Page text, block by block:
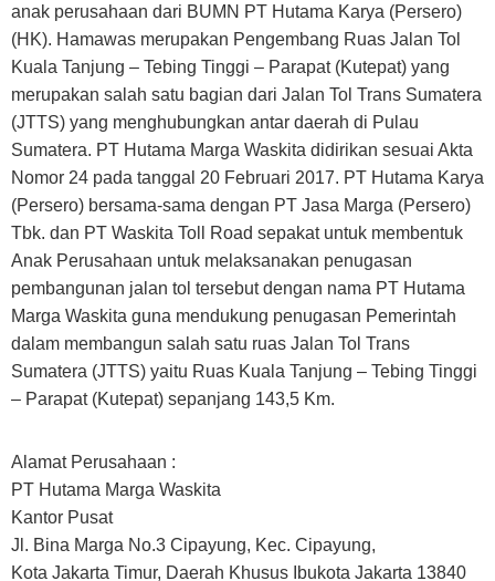
anak perusahaan dari BUMN PT Hutama Karya (Persero)
(HK). Hamawas merupakan Pengembang Ruas Jalan Tol
Kuala Tanjung – Tebing Tinggi – Parapat (Kutepat) yang
merupakan salah satu bagian dari Jalan Tol Trans Sumatera
(JTTS) yang menghubungkan antar daerah di Pulau
Sumatera. PT Hutama Marga Waskita didirikan sesuai Akta
Nomor 24 pada tanggal 20 Februari 2017. PT Hutama Karya
(Persero) bersama-sama dengan PT Jasa Marga (Persero)
Tbk. dan PT Waskita Toll Road sepakat untuk membentuk
Anak Perusahaan untuk melaksanakan penugasan
pembangunan jalan tol tersebut dengan nama PT Hutama
Marga Waskita guna mendukung penugasan Pemerintah
dalam membangun salah satu ruas Jalan Tol Trans
Sumatera (JTTS) yaitu Ruas Kuala Tanjung – Tebing Tinggi
– Parapat (Kutepat) sepanjang 143,5 Km.
Alamat Perusahaan :
PT Hutama Marga Waskita
Kantor Pusat
Jl. Bina Marga No.3 Cipayung, Kec. Cipayung,
Kota Jakarta Timur, Daerah Khusus Ibukota Jakarta 13840